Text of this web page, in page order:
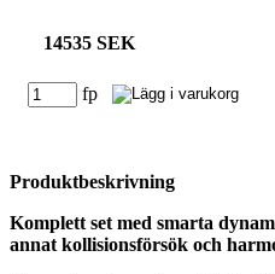
14535 SEK
fp
Produktbeskrivning
Komplett set med smarta
annat kollisionsförsök och